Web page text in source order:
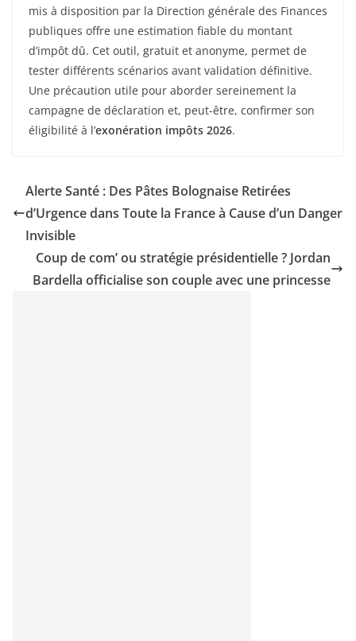
mis à disposition par la Direction générale des Finances
publiques offre une estimation fiable du montant
d’impôt dû. Cet outil, gratuit et anonyme, permet de
tester différents scénarios avant validation définitive.
Une précaution utile pour aborder sereinement la
campagne de déclaration et, peut-être, confirmer son
éligibilité à l’exonération impôts 2026.
Alerte Santé : Des Pâtes Bolognaise Retirées
d’Urgence dans Toute la France à Cause d’un Danger
Invisible
Coup de com’ ou stratégie présidentielle ? Jordan
Bardella officialise son couple avec une princesse